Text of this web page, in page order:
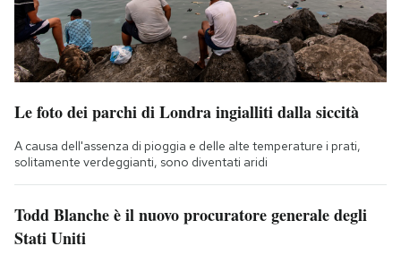
Le foto dei parchi di Londra ingialliti dalla siccità
A causa dell'assenza di pioggia e delle alte temperature i prati,
solitamente verdeggianti, sono diventati aridi
Todd Blanche è il nuovo procuratore generale degli
Stati Uniti